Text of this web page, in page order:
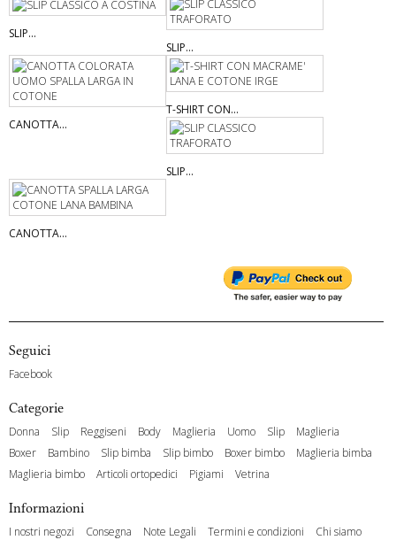
SLIP...
SLIP...
CANOTTA...
T-SHIRT CON...
SLIP...
CANOTTA...
Seguici
Facebook
Categorie
Donna Slip Reggiseni Body Maglieria Uomo Slip
Maglieria
Boxer
Bambino Slip bimba Slip bimbo Boxer bimbo
Maglieria bimba
Maglieria bimbo
Articoli ortopedici Pigiami Vetrina
Informazioni
I nostri negozi Consegna Note Legali Termini e condizioni Chi siamo